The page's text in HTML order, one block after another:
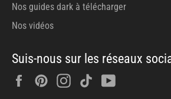
Nos guides dark à télécharger
Nos vidéos
Suis-nous sur les réseaux
FacebookPinterestInstagram
Tiktok